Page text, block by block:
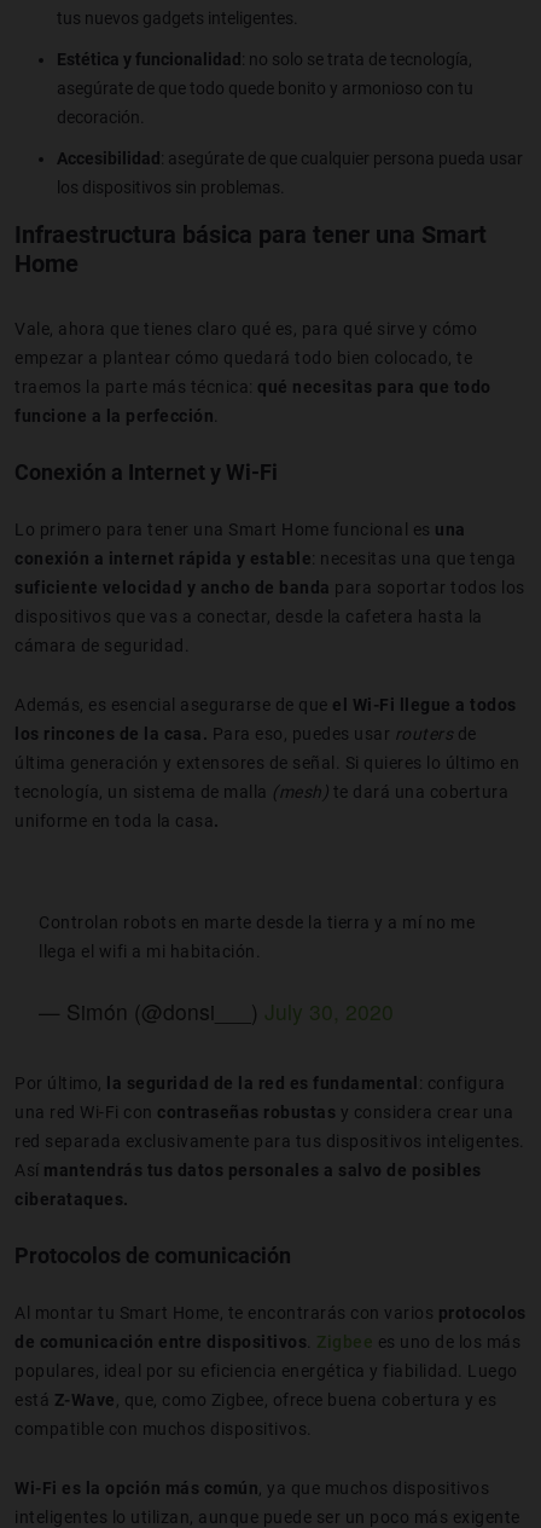
tus nuevos gadgets inteligentes.
Estética y funcionalidad : no solo se trata de tecnología,
asegúrate de que todo quede bonito y armonioso con tu
decoración.
Accesibilidad : asegúrate de que cualquier persona pueda usar
los dispositivos sin problemas.
Infraestructura básica para tener una Smart
Home
Vale, ahora que tienes claro qué es, para qué sirve y cómo
empezar a plantear cómo quedará todo bien colocado, te
traemos la parte más técnica: qué necesitas para que todo
funcione a la perfección
Conexión a Internet y Wi-Fi
Lo primero para tener una Smart Home funcional es una
conexión a internet rápida y estable: necesitas una que tenga
suficiente velocidad y ancho de banda para soportar todos los
dispositivos que vas a conectar, desde la cafetera hasta la
cámara de seguridad.
Además, es esencial asegurarse de que el Wi-Fi llegue a todos
los rincones de la casa. Para eso, puedes usar routers de
última generación y extensores de señal. Si quieres lo último en
tecnología, un sistema de malla (mesh) te dará una cobertura
uniforme en toda la casa.
Controlan robots en marte desde la tierra y a mí no me
llega el wifi a mi habitación.
— Simón (@donsi___) July 30, 2020
Por último, la seguridad de la red es fundamental : configura
una red Wi-Fi con contraseñas robustas y considera crear una
red separada exclusivamente para tus dispositivos inteligentes.
Así mantendrás tus datos personales a salvo de posibles
ciberataques.
Protocolos de comunicación
Al montar tu Smart Home, te encontrarás con varios protocolos
de comunicación entre dispositivos
Zigbee es uno de los más
populares, ideal por su eficiencia energética y fiabilidad. Luego
está Z-Wave , que, como Zigbee, ofrece buena cobertura y es
compatible con muchos dispositivos.
Wi-Fi es la opción más común , ya que muchos dispositivos
inteligentes lo utilizan, aunque puede ser un poco más exigente